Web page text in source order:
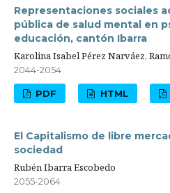
Representaciones sociales
pública de salud mental en
educación, cantón Ibarra
Karolina Isabel Pérez Narváez,
2044-2054
PDF HTML
El Capitalismo de libre
sociedad
Rubén Ibarra Escobedo
2055-2064